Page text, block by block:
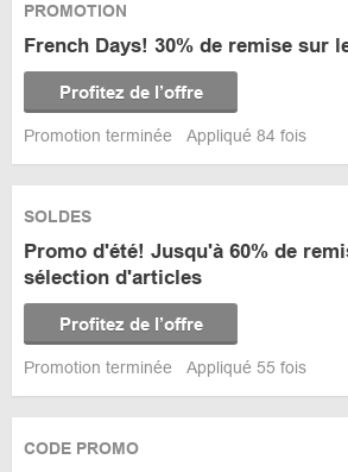
PROMOTION
French Days! 30% de remise sur
Profitez de l’offre
Promotion terminée Appliqué 84 fois
SOLDES
Promo d'été! Jusqu'à 60% de
sélection d'articles
Profitez de l’offre
Promotion terminée Appliqué 55 fois
CODE PROMO